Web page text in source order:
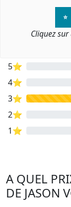
⭐
Cliquez
5⭐
4⭐
3⭐
2⭐
1⭐
A QUEL
DE JASON